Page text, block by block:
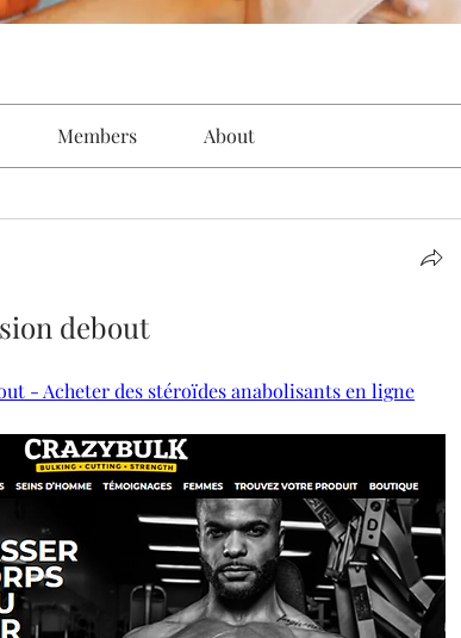
Members About
debout
- Acheter des stéroïdes anabolisants en ligne